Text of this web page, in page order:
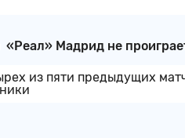
«Реал» Мадрид не
из пяти предыдущих